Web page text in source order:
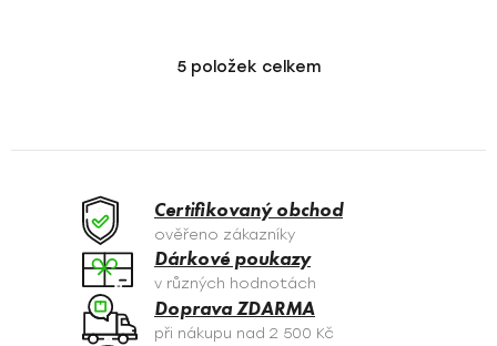
O
á
c
í
p
r
v
5položek celkem
Certifikovaný obchod
ověřeno zákazníky
Dárkové poukazy
v různých hodnotách
Doprava ZDARMA
při nákupu nad 2 500 Kč